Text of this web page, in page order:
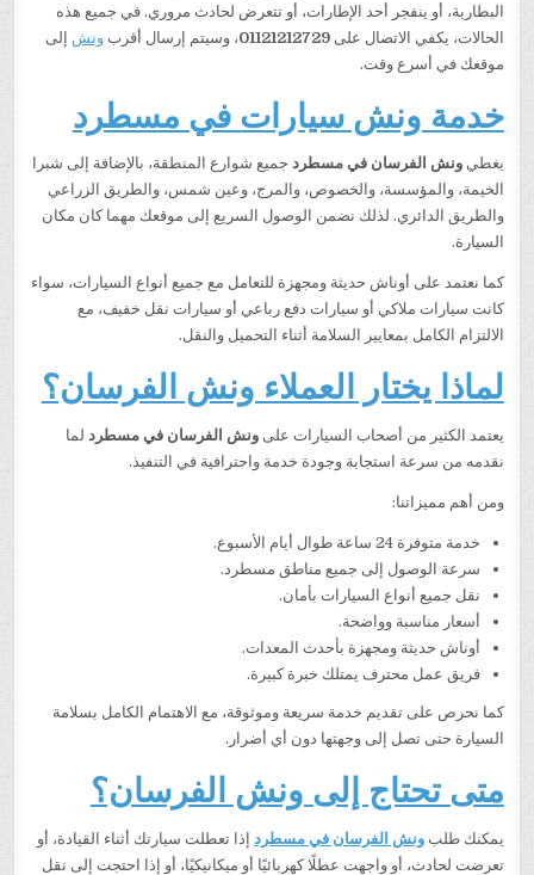
البطارية، أو ينفجر أحد الإطارات، أو تتعرض لحادث مروري. في جميع هذه
الحالات، يكفي الاتصال على01121212729، وسيتم إرسال أقربونش إلى
موقعك في أسرع وقت.
خدمة ونش سيارات في مسطرد
يغطيونش الفرسان في مسطرد جميع شوارع المنطقة، بالإضافة إلى شبرا
الخيمة، والمؤسسة، والخصوص، والمرج، وعين شمس، والطريق الزراعي
والطريق الدائري. لذلك نضمن الوصول السريع إلى موقعك مهما كان مكان
السيارة.
كما نعتمد على أوناش حديثة ومجهزة للتعامل مع جميع أنواع السيارات، سواء
كانت سيارات ملاكي أو سيارات دفع رباعي أو سيارات نقل خفيف، مع
الالتزام الكامل بمعايير السلامة أثناء التحميل والنقل.
لماذا يختار العملاء ونش الفرسان؟
يعتمد الكثير من أصحاب السيارات علىونش الفرسان في مسطرد لما
نقدمه من سرعة استجابة وجودة خدمة واحترافية في التنفيذ.
ومن أهم مميزاتنا:
خدمة متوفرة 24 ساعة طوال أيام الأسبوع.
سرعة الوصول إلى جميع مناطق مسطرد.
نقل جميع أنواع السيارات بأمان.
أسعار مناسبة وواضحة.
أوناش حديثة ومجهزة بأحدث المعدات.
فريق عمل محترف يمتلك خبرة كبيرة.
كما نحرص على تقديم خدمة سريعة وموثوقة، مع الاهتمام الكامل بسلامة
السيارة حتى تصل إلى وجهتها دون أي أضرار.
متى تحتاج إلى ونش الفرسان؟
يمكنك طلبونش الفرسان في مسطرد إذا تعطلت سيارتك أثناء القيادة، أو
تعرضت لحادث، أو واجهت عطلًا كهربائيًا أو ميكانيكيًا، أو إذا احتجت إلى نقل